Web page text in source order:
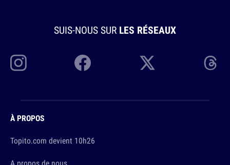
SUIS-NOUS SUR LES RÉSEAUX
À PROPOS
Topito.com devient 10h26